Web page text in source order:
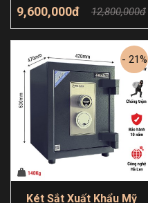
9,600,000đ 12,800,000đ
Thêm giỏ hàng
- 21%
Két Sắt Xuất Khẩu Mỹ